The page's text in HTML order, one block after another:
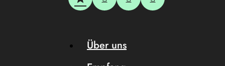
Über uns